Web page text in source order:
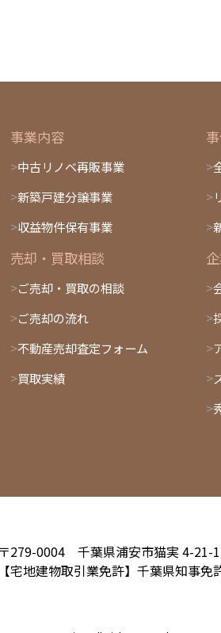
事業内容
中古リノベ再販事業
新築戸建分譲事業
収益物件保有事業
売却・買取相談
ご売却・買取の相談
ご売却の流れ
不動産売却査定フォーム
買取実績
〒279-0004 千葉県浦安市猫実 4-21-
【宅地建物取引業免許】千葉県知事免